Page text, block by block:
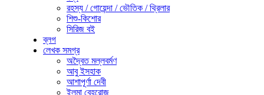
রহস্য / গোয়েন্দা / ভৌতিক / থ্রিলার
শিশু-কিশোর
সিরিজ বই
ব্লগ
লেখক সমগ্র
অদ্বৈত মল্লবর্মণ
আবু ইসহাক
আশাপূর্ণা দেবী
ইলমা বেহরোজ